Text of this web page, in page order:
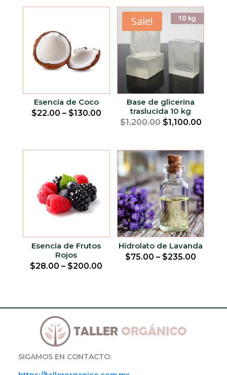
Esencia de Coco
$22.00 – $130.00
Sale!
Base de glicerina
traslucida 10 kg
$1,200.00 Original
was:
$1,200.00.
$1,100.00
is:
Esencia de Frutos
Rojos
$28.00 – $200.00
Hidrolato de Lavanda
$75.00 – $235.00
SIGAMOS EN CONTACTO: